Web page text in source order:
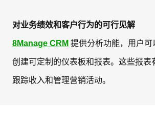
对业务绩效和客户行为的可行见解
8Manage CRM 提供分析功能，用户
创建可定制的仪表板和报表。这些报表
跟踪收入和管理营销活动。